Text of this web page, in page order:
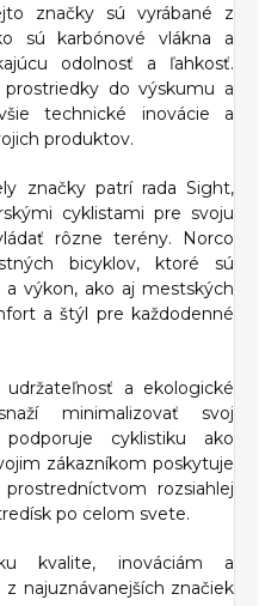
značky sú vyrábané z
sú karbónové vlákna a
odolnosť a ľahkosť.
do výskumu a
technické inovácie a
produktov.
značky patrí rada Sight,
cyklistami pre svoju
rôzne terény. Norco
bicyklov, ktoré sú
výkon, ako aj mestských
a štýl pre každodenné
a ekologické
minimalizovať svoj
cyklistiku ako
zákazníkom poskytuje
rozsiahlej
po celom svete.
kvalite, inováciám a
najuznávanejších značiek